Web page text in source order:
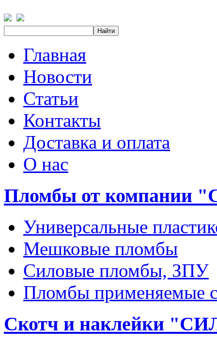
Главная
Новости
Статьи
Контакты
Доставка и оплата
О нас
Пломбы от компании
Универсальные
Мешковые пломбы
Силовые пломбы, ЗПУ
Пломбы применяемые
Скотч и наклейки